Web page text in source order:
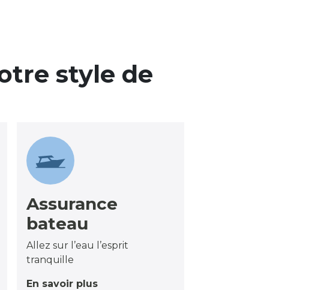
style de
Assurance
bateau
Allez sur l’eau l’esprit
tranquille
En savoir plus